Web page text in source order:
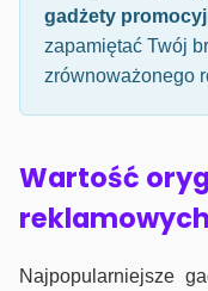
gadżety
zapamiętać Twój
zrównoważonego
Wartość
reklamowych
Najpopularniejsze